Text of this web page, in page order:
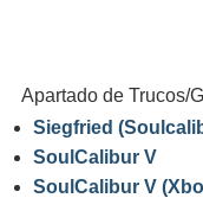
Apartado de Trucos/
Siegfried
SoulCalibur V
SoulCalibur V